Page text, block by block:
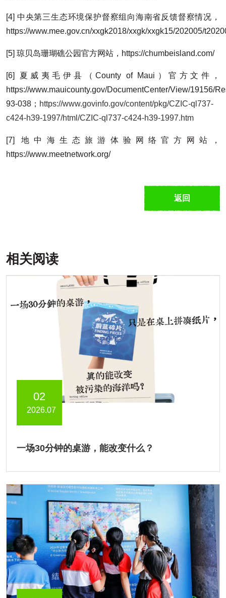
[4] 中央第三生态环境保护督察组向海南省反馈督察情况，
https://www.mee.gov.cn/xxgk2018/xxgk/xxgk15/202005/
[5] 琼贝岛珊瑚礁公园官方网站，https://chumbeisland.com/
[6] 夏威夷毛伊县（County of Maui）官方文件，
https://www.mauicounty.gov/DocumentCenter/View/19156/
93-038； https://www.govinfo.gov/content/pkg/CZIC-ql737-
c424-h39-1997/html/CZIC-ql737-c424-h39-1997.htm
[7] 地中海生态旅游体验网络官方网站，
https://www.meetnetwork.org/
返回
相关阅读
02
2026.07
一场30分钟的桌游，能改变什么？